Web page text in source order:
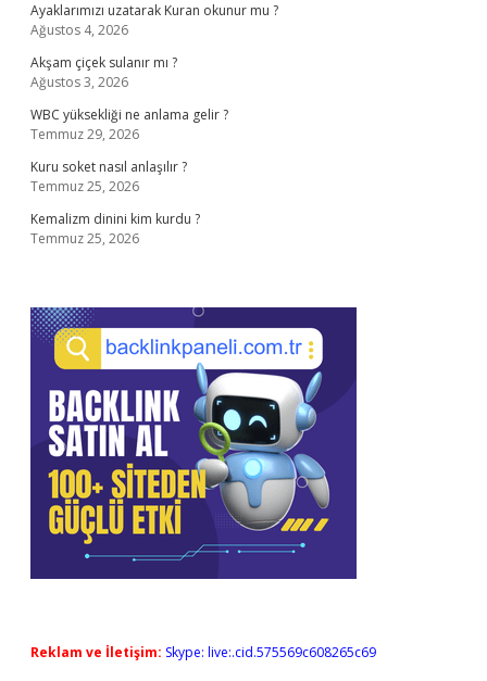
Ayaklarımızı uzatarak Kuran okunur mu ?
Ağustos 4, 2026
Akşam çiçek sulanır mı ?
Ağustos 3, 2026
WBC yüksekliği ne anlama gelir ?
Temmuz 29, 2026
Kuru soket nasıl anlaşılır ?
Temmuz 25, 2026
Kemalizm dinini kim kurdu ?
Temmuz 25, 2026
Reklam ve İletişim: Skype: live:.cid.575569c608265c69